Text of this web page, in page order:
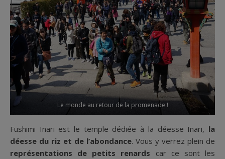
Le monde au retour de la promenade !
Fushimi Inari est le temple dédiée à la déesse Inari, la
déesse du riz et de l’abondance. Vous y verrez plein de
représentations de petits renards car ce sont les